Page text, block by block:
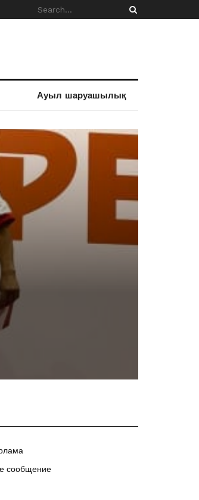
Ауыл шаруашылық
сообщение